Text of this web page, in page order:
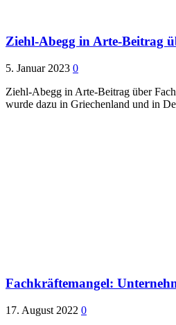
Ziehl-Abegg in Arte-Beitrag
5. Januar 2023 0
Ziehl-Abegg in Arte-Beitrag über
wurde dazu in Griechenland und in
Fachkräftemangel:
17. August 2022 0